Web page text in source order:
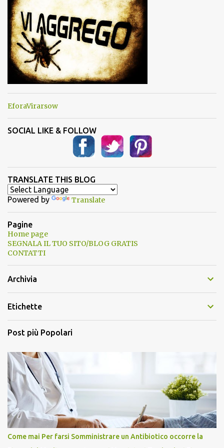
EforaVirarsow
SOCIAL LIKE & FOLLOW
TRANSLATE THIS BLOG
Powered by Translate
Pagine
Home page
SEGNALA IL TUO SITO/BLOG GRATIS
CONTATTI
Archivia
Etichette
Post più Popolari
Come mai Per farsi Somministrare un Antibiotico occorre la